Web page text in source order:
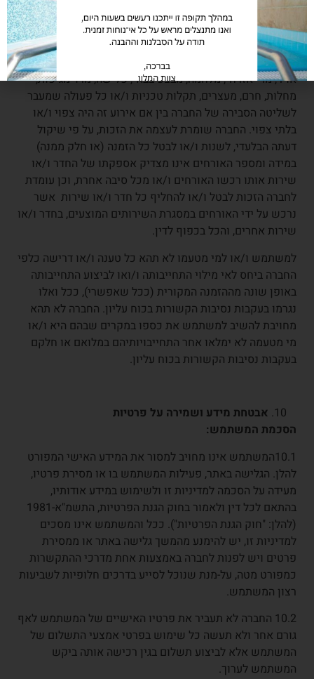
פירושו כל אירוע שמחוץ לתחום השליטה הסבירה של החברה
ואשר משפיע או יש בו פוטנציאל להשפיע על יכולתה של
החברה ו/או מי מטעמה למלא את התחייבויותיהם כלפיך,
לרבות אך לא רק שביתות, סגר, הפרות סדר, שריפה, הצפה, מזג
אויר, מרי אזרחי, מלחמה, מבצע צבאי, פלישה, מרד מגיפות,
מחלות, חרם, מעצרים, תקלות טכניות ו/או כל פעולה שמעבר
לשליטה הסבירה של החברה בין אם אירוע זה היה צפוי ו/או
בלתי צפוי. החברה שומרת לעצמה את הזכות, על פי שיקול
דעתה הבלעדי, לשנות ו/או לבטל כל הזמנה (או חלק ממנה)
במידה ומספר האורחים אינו מצדיק אספקתו של החדר ו/או
שירות אותו רכשו האורחים ו/או מכל סיבה אחרת, וכן עומדת
לחברה הזכות לבטל ו/או להחליף כל חדר ו/או שירות אשר
נרכש על ידי האורחים במסגרת השירותים המוצעים, בחדר ו/או
שירות אחרים, והכל בכפוף לדין.
למשתמש ו/או למי מטעמו לא תהא כל טענה ו/או דרישה כלפי
החברה ביחס לאי מילוי התחייבותה ו/ואו לביצוע התחייבותה
באופן שונה מההזמנה המקורית (ככל שאפשרי), ככל ואלו
נגרמו בעקבות נסיבות הקשורות בכוח עליון. החברה לא תהא
מחויבת להשיב למשתמש את כספו במקרים שבהם היא ו/או
מי מטעמה לא ימלאו אחר התחייבויותיהם במלואם או חלקם
בעקבות נסיבות הקשורות בכוח עליון.
אבטחת מידע ושמירה על פרטיות
הסכמת המשתמש:
10.1המשתמש אינו מחויב למסור את המידע האישי המפורט
להלן. הגלישה באתר, פעילות המשתמש בו או מסירת פרטיו,
מעידה על הסכמה למדיניות זו ולשימוש במידע אודותיו,
בהתאם לכל דין ולאמור בחוק הגנת הפרטיות, התשמ"א-1981
(להלן: "חוק הגנת הפרטיות"). ככל והמשתמש אינו מסכים
למדיניות זו, יש להימנע מהמשך גלישה באתר או ממסירת
פרטים ויש לפנות לחברה באמצעות אחת מדרכי ההתקשרות
כמפורט מטה, על-מנת שנוכל לסייע בדרכים חלופיות לשביעות
רצון המשתמש.
10.2 החברה לא תעביר את פרטיו האישיים של המשתמש לאף
גורם אחר ולא תעשה כל שימוש בפרטי אמצעי התשלום של
המשתמש אלא לביצוע תשלום בגין רכישה אותה ביקש
המשתמש לערוך.